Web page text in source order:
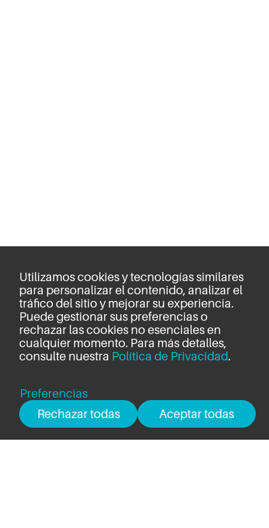
Utilizamos cookies y tecnologías similares
para personalizar el contenido, analizar el
tráfico del sitio y mejorar su experiencia.
Puede gestionar sus preferencias o
rechazar las cookies no esenciales en
cualquier momento. Para más detalles,
consulte nuestra Política de Privacidad.
Preferencias
Rechazar todas
Aceptar todas